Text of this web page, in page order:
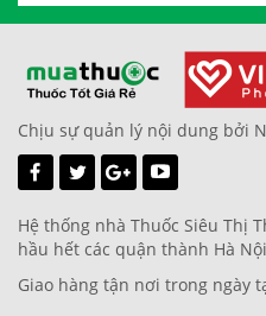
Chịu sự quản lý nội dung bởi
Hệ thống nhà Thuốc Siêu Thị
hầu hết các quận thành Hà
Giao hàng tận nơi trong ngày